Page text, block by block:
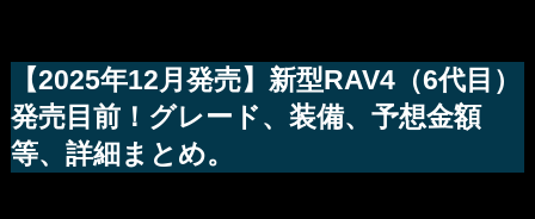
【2025年12月発売】新型RAV4（6代目）
発売目前！グレード、装備、予想金額
等、詳細まとめ。